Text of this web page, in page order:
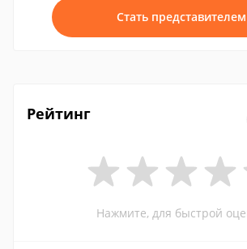
Стать представителем
Рейтинг
Нажмите, для быстрой